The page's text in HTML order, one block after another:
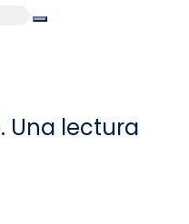
Una lectura